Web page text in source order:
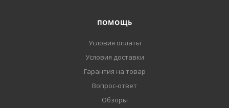
ПОМОЩЬ
Условия оплаты
Условия доставки
Гарантия на товар
Вопрос-ответ
Обзоры